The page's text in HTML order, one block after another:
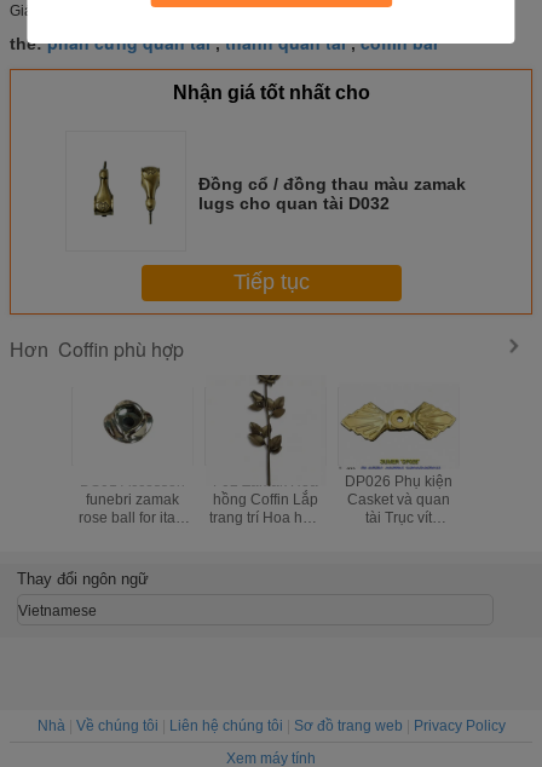
Giá cả cạnh tranh và chất lượng cao
thẻ:phần cứng quan tài,thanh quan tài,coffin bar
Nhận giá tốt nhất cho
Đồng cổ / đồng thau màu zamak
lugs cho quan tài D032
Tiếp tục
Hơn Coffin phù hợp
DS01 Accessori
funebri zamak
rose ball for italy
F02 Zamak Hoa
hồng Coffin Lắp
trang trí Hoa hợp
DP026 Phụ kiện
Casket và quan
tài Trục vít
Thay đổi ngôn ngữ
Vietnamese
Nhà| Về chúng tôi Liên hệ chúng tôi Sơ đồ trang web
Privacy Policy
Xem máy tính